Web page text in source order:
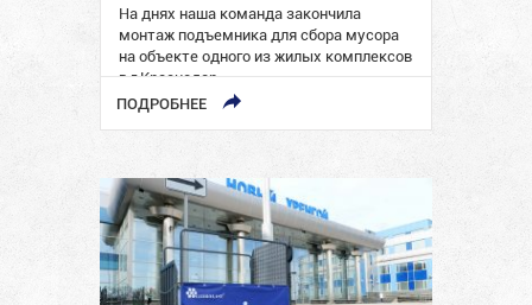
На днях наша команда закончила
монтаж подъемника для сбора мусора
на объекте одного из жилых комплексов
в г.Краснодар.
ПОДРОБНЕЕ